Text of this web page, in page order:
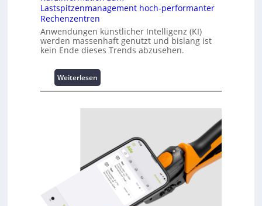
Lastspitzenmanagement hoch-performanter
Rechenzentren
Anwendungen künstlicher Intelligenz (KI)
werden massenhaft genutzt und bislang ist
kein Ende dieses Trends abzusehen.
Weiterlesen:
K
r
f